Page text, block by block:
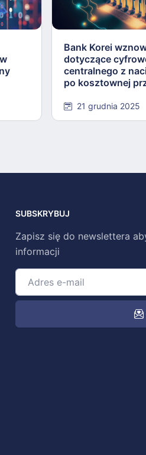
Bank Korei
dotyczące
centralnego z
po kosztownej
21 grudnia 2025
SUBSKRYBUJ
Zapisz się do newslettera
informacji